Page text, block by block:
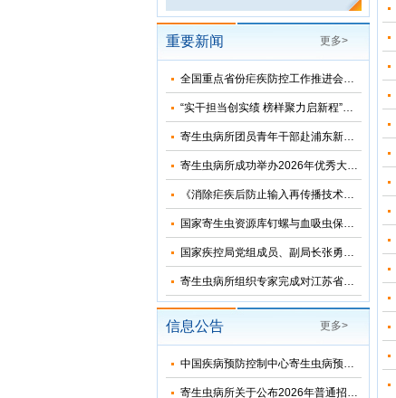
重要新闻 更多>
全国重点省份疟疾防控工作推进会在河南郑州召开
“实干担当创实绩 榜样聚力启新程”——寄生虫病所主题党日活动暨树立和践行正确政绩观学习教育专题党课
寄生虫病所团员青年干部赴浦东新区党风廉政教育基地参观学习
寄生虫病所成功举办2026年优秀大学生夏令营活动
《消除疟疾后防止输入再传播技术方案（修订版）》审定会在苏州顺利召开
国家寄生虫资源库钉螺与血吸虫保藏基地“十五五”发展规划暨五方共建工作研讨会在上海召开
国家疾控局党组成员、副局长张勇到寄生虫病所调研指导
寄生虫病所组织专家完成对江苏省和湖北省2026年疟疾再传播风险评估
信息公告 更多>
中国疾病预防控制中心寄生虫病预防控制所（国家热带病研究中心）2026年优秀大学生夏令营活动招收简章
寄生虫病所关于公布2026年普通招考博士考生调剂复试名单的通知